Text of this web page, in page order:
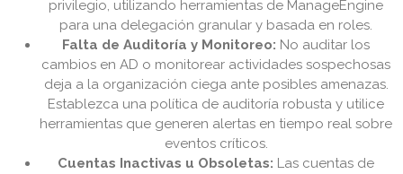
privilegio, utilizando herramientas de ManageEngine
para una delegación granular y basada en roles.
Falta de Auditoría y Monitoreo: No auditar los
cambios en AD o monitorear actividades sospechosas
deja a la organización ciega ante posibles amenazas.
Establezca una política de auditoría robusta y utilice
herramientas que generen alertas en tiempo real sobre
eventos críticos.
Cuentas Inactivas u Obsoletas: Las cuentas de